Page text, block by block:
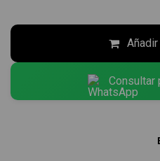
Consultar